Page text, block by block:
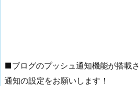
■ブログのプッシュ通知機能が搭載
通知の設定をお願いします！